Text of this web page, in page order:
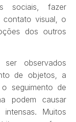
sociais, fazer
contato visual, o
dos outros
observados
de objetos, a
seguimento de
podem causar
Muitos